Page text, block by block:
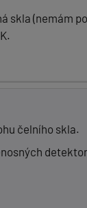
skla (nemám
čelního skla.